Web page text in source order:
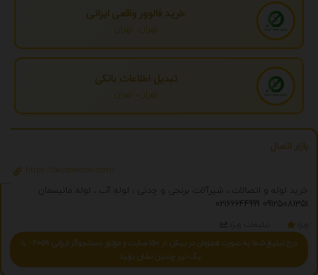
خرید فالوور واقعی ایرانی
تهران، تهران
تبدیل اطلاعات بانکی
تهران، تهران
بازار اتصال
https://bazaretesal.com/
خرید لوله و اتصالات ، شیرآلات برنجی و چدنی ، لوله آب ، لوله مانیسمان
02166644999 09125081351
درج تبلیغ شما به صورت همزمان در بیش از 150 سایت و موتور جستجوگر ایرانی 2059 - با
یک تیر چندین نشان بزنید